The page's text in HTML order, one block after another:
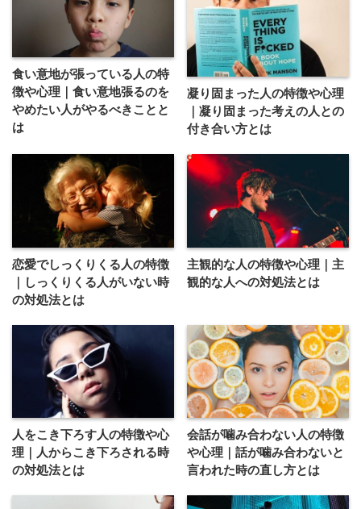
食い意地が張っている人の特
徴や心理｜食い意地張るのを
やめたい人がやるべきことと
は
凝り固まった人の特徴や心理
｜凝り固まった考えの人との
付き合い方とは
恋愛でしっくりくる人の特徴
｜しっくりくる人がいない時
の対処法とは
主観的な人の特徴や心理｜主
観的な人への対処法とは
人をこき下ろす人の特徴や心
理｜人からこき下ろされる時
の対処法とは
会話が噛み合わない人の特徴
や心理｜話が噛み合わないと
言われた時の直し方とは